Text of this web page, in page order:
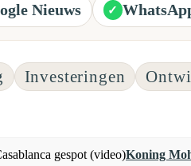
Nieuws ✓
Investeringen
Koning